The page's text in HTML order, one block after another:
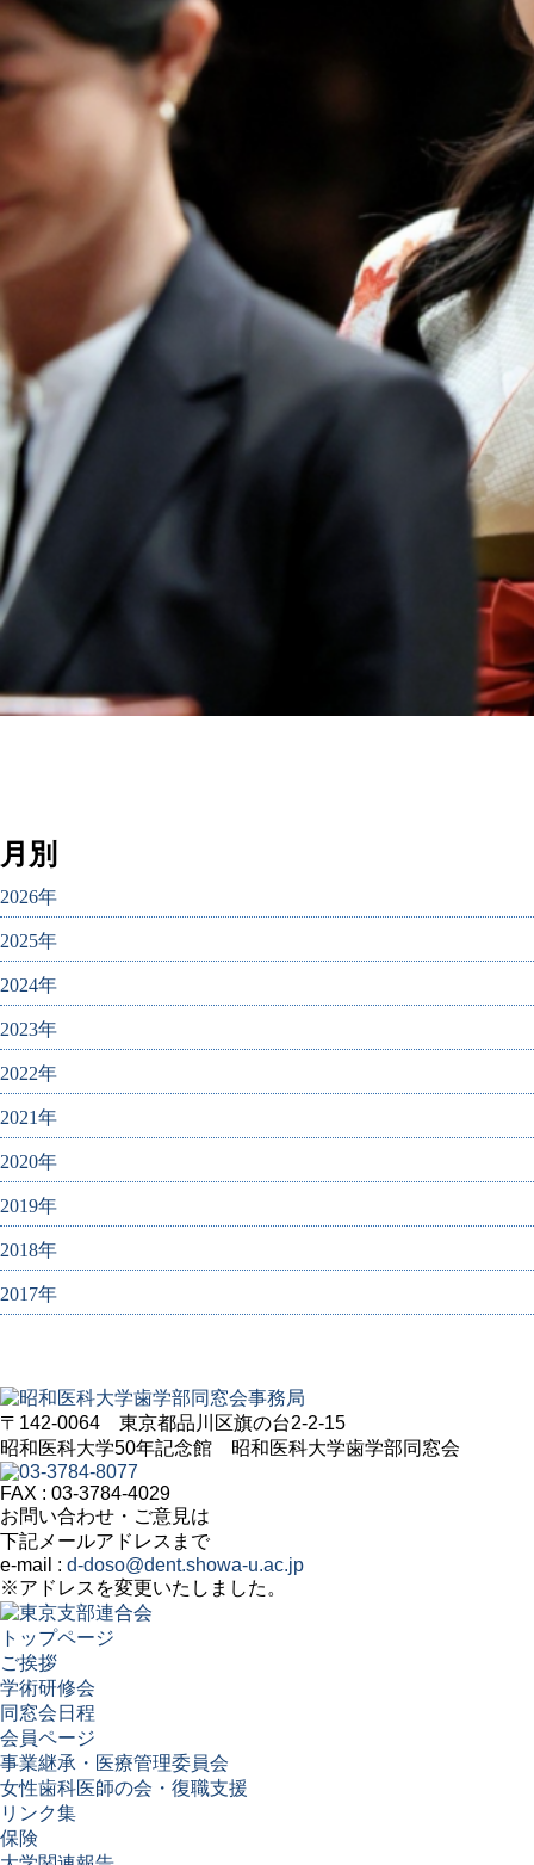
月別
2026年
2025年
2024年
2023年
2022年
2021年
2020年
2019年
2018年
2017年
〒142-0064 東京都品川区旗の台2-2-15
昭和医科大学50年記念館 昭和医科大学歯学部同窓会
FAX : 03-3784-4029
お問い合わせ・ご意見は
下記メールアドレスまで
e-mail : d-doso@dent.showa-u.ac.jp
※アドレスを変更いたしました。
トップページ
ご挨拶
学術研修会
同窓会日程
会員ページ
事業継承・医療管理委員会
女性歯科医師の会・復職支援
リンク集
保険